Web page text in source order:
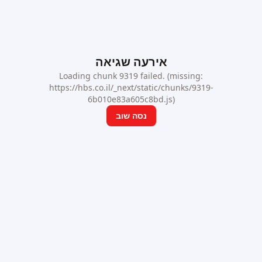
אירעה שגיאה
Loading chunk 9319 failed. (missing:
https://hbs.co.il/_next/static/chunks/9319-
6b010e83a605c8bd.js)